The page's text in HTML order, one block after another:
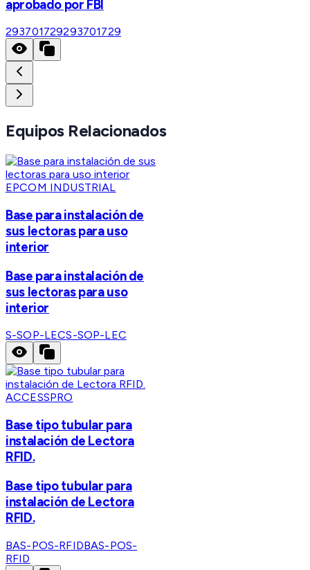
aprobado por FBI
293701729293701729
Equipos Relacionados
EPCOM INDUSTRIAL
Base para instalación de
sus lectoras para uso
interior
Base para instalación de
sus lectoras para uso
interior
S-SOP-LECS-SOP-LEC
ACCESSPRO
Base tipo tubular para
instalación de Lectora
RFID.
Base tipo tubular para
instalación de Lectora
RFID.
BAS-POS-RFIDBAS-POS-
RFID